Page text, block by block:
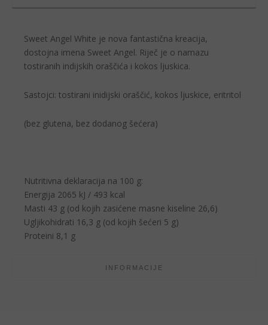
Sweet Angel White je nova fantastična kreacija,
dostojna imena Sweet Angel. Riječ je o namazu
tostiranih indijskih oraščića i kokos ljuskica.
Sastojci: tostirani inidijski oraščić, kokos ljuskice, eritritol
(bez glutena, bez dodanog šećera)
Nutritivna deklaracija na 100 g:
Energija 2065 kJ / 493 kcal
Masti 43 g (od kojih zasićene masne kiseline 26,6)
Ugljikohidrati 16,3 g (od kojih šećeri 5 g)
Proteini 8,1 g
INFORMACIJE